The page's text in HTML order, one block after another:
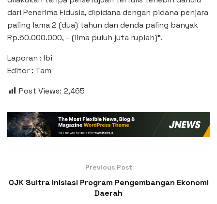
dari Penerima Fidusia, dipidana dengan pidana penjara
paling lama 2 (dua) tahun dan denda paling banyak
Rp.50.000.000, – (lima puluh juta rupiah)”.
Laporan : Ibi
Editor : Tam
Post Views: 2,465
Previous Post
OJK Sultra Inisiasi Program Pengembangan Ekonomi
Daerah